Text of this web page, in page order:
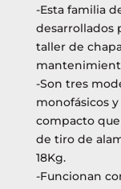
-Esta familia
desarrollados
taller de
-Son tres
monofásicos
compacto
de tiro de
18Kg.
-Funcionan